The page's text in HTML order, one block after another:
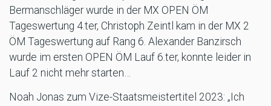
Bermanschläger wurde in der MX OPEN ÖM
Tageswertung 4.ter, Christoph Zeintl kam in der MX 2
ÖM Tageswertung auf Rang 6. Alexander Banzirsch
wurde im ersten OPEN ÖM Lauf 6.ter, konnte leider in
Lauf 2 nicht mehr starten…
Noah Jonas zum Vize-Staatsmeistertitel 2023: „Ich